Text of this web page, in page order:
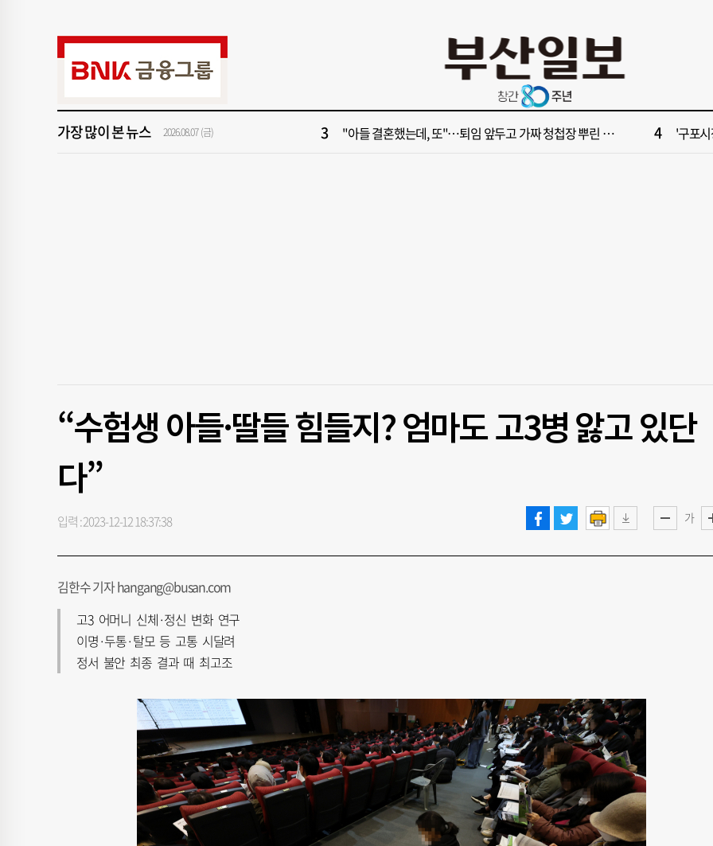
가장 많이 본 뉴스 2026.08.07 (금)
[속보] 제13호 태풍 돌핀 경로, 내주 중국 상륙…'불가마 더위' 언제까지 해수
"아들 결혼했는데, 또"…퇴임 앞두고 가짜 청첩장 뿌린 초등 교장 송치 '구포
5 [부산일보 오늘의 운세] 8월 5일(음 6월 23일) 6 창업
“수험생 아들·딸들 힘들지? 엄마도 고3병 앓고 있단
다”
가
입력 : 2023-12-12 18:37:38
김한수 기자 hangang@busan.com
고3 어머니 신체·정신 변화 연구
이명·두통·탈모 등 고통 시달려
정서 불안 최종 결과 때 최고조